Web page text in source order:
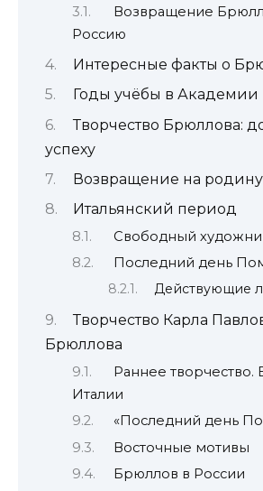
Возвращение
Россию
Интересные факты о
Годы учёбы в Академии
Творчество Брюллова:
успеху
Возвращение на родину
Итальянский период
Свободный
Последний день
Действующие
Творчество Карла
Брюллова
Раннее творчество.
Италии
«Последний день
Восточные мотивы
Брюллов в России